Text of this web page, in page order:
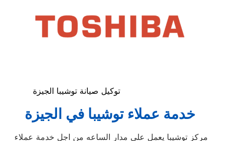
توكيل صيانة توشيبا الجيزة
خدمة عملاء توشيبا في الجيزة